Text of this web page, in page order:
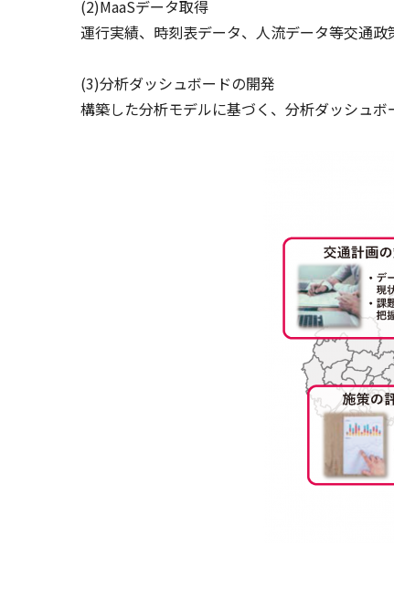
(2)MaaSデータ取得
運行実績、時刻表データ、人流データ等交通
(3)分析ダッシュボードの開発
構築した分析モデルに基づく、分析ダッシュ